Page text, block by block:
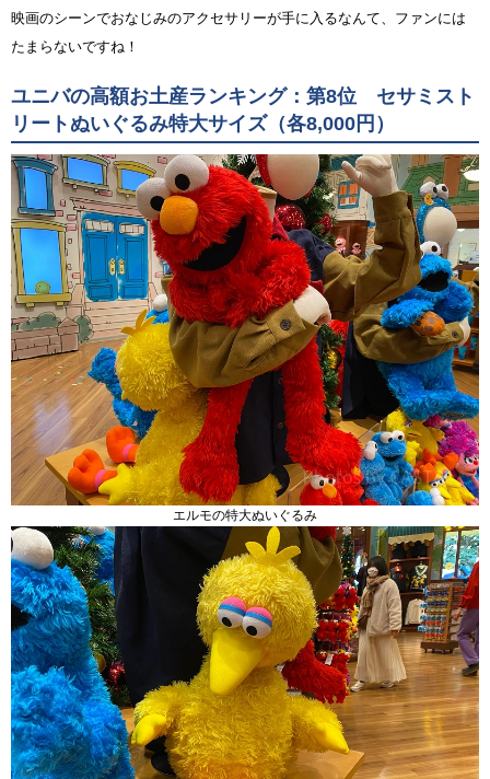
映画のシーンでおなじみのアクセサリーが手に入るなんて、ファンには
たまらないですね！
ユニバの高額お土産ランキング：第8位 セサミスト
リートぬいぐるみ特大サイズ（各8,000円）
エルモの特大ぬいぐるみ